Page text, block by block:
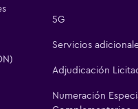
5G
Servicios
Adjudicación
Numeración